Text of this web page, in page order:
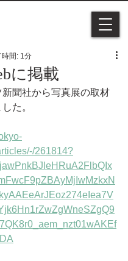
に掲載
時間: 1分
聞社から写真展の取材
た。
261814?